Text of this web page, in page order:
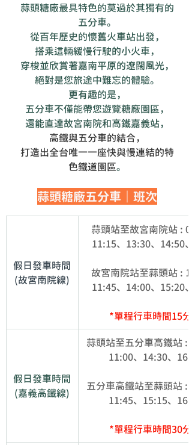
蒜頭糖廠最具特色的莫過於其獨有的
五分車。
從百年歷史的懷舊火車站出發，
搭乘這輛緩慢行駛的小火車，
穿梭並欣賞著嘉南平原的遼闊風光，
絕對是您旅途中難忘的體驗。
更有趣的是，
五分車不僅能帶您遊覽糖廠園區，
還能直達故宮南院和高鐵嘉義站，
高鐵與五分車的結合，
打造出全台唯一一座快與慢連結的特
色鐵道園區。
蒜頭糖廠五分車｜班次
假日發車時間
(故宮南院線)
蒜頭站至故宮南院站 :
11:15、13:30、14:50、
故宮南院站至蒜頭站 :
11:45、14:00、15:20、
*單程行車時間15分
假日發車時間
(嘉義高鐵線)
蒜頭站至五分車高鐵站 :
11:00、14:30、
五分車高鐵站至蒜頭站 :
11:45、15:15、
*單程行車時間30分